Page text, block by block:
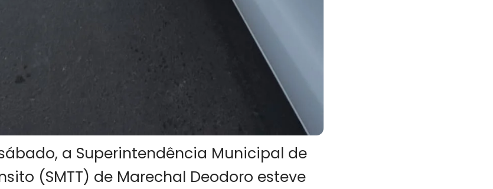
a Superintendência Municipal de
(SMTT) de Marechal Deodoro esteve